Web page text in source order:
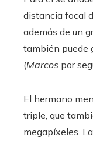
distancia focal
además de un
también puede
(Marcos por
El hermano
triple, que
megapíxeles.